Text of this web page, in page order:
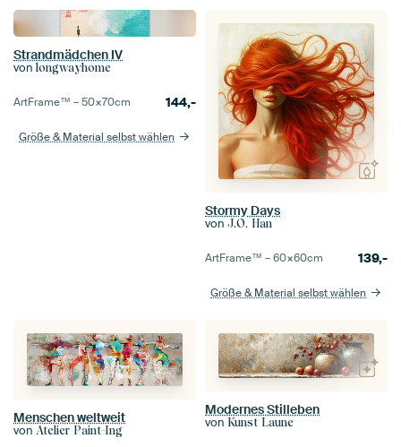
Strandmädchen IV
von longwayhome
ArtFrame™ –50×70cm 144,-
Größe & Material selbst wählen
Stormy Days
von J.O. Han
ArtFrame™ –60×60cm 139,-
Größe & Material selbst wählen
Menschen weltweit
von Atelier Paint-Ing
Modernes Stilleben
von Kunst Laune